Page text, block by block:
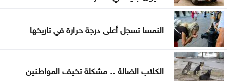
ترامب يوقع أمرا تنفيذيا يهدف لتقييد حق اكتساب
الجنسية الأميركية بالولادة
هجمات حوثية
النمسا تسجل أعلى درجة حرارة في تاريخها
الكلاب الضالة .. مشكلة تخيف المواطنين